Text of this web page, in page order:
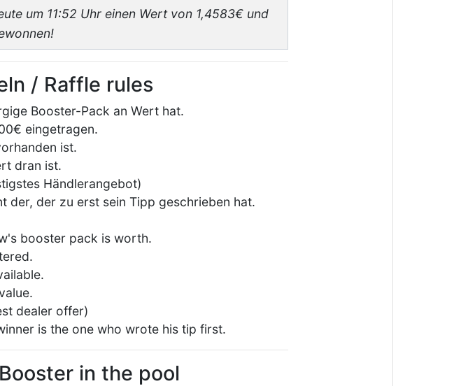
um 11:52 Uhr einen Wert von 1,4583€ und
/ Raffle rules
Booster-Pack an Wert hat.
eingetragen.
ist.
dran ist.
Händlerangebot)
der, der zu erst sein Tipp geschrieben hat.
booster pack is worth.
dealer offer)
is the one who wrote his tip first.
in the pool